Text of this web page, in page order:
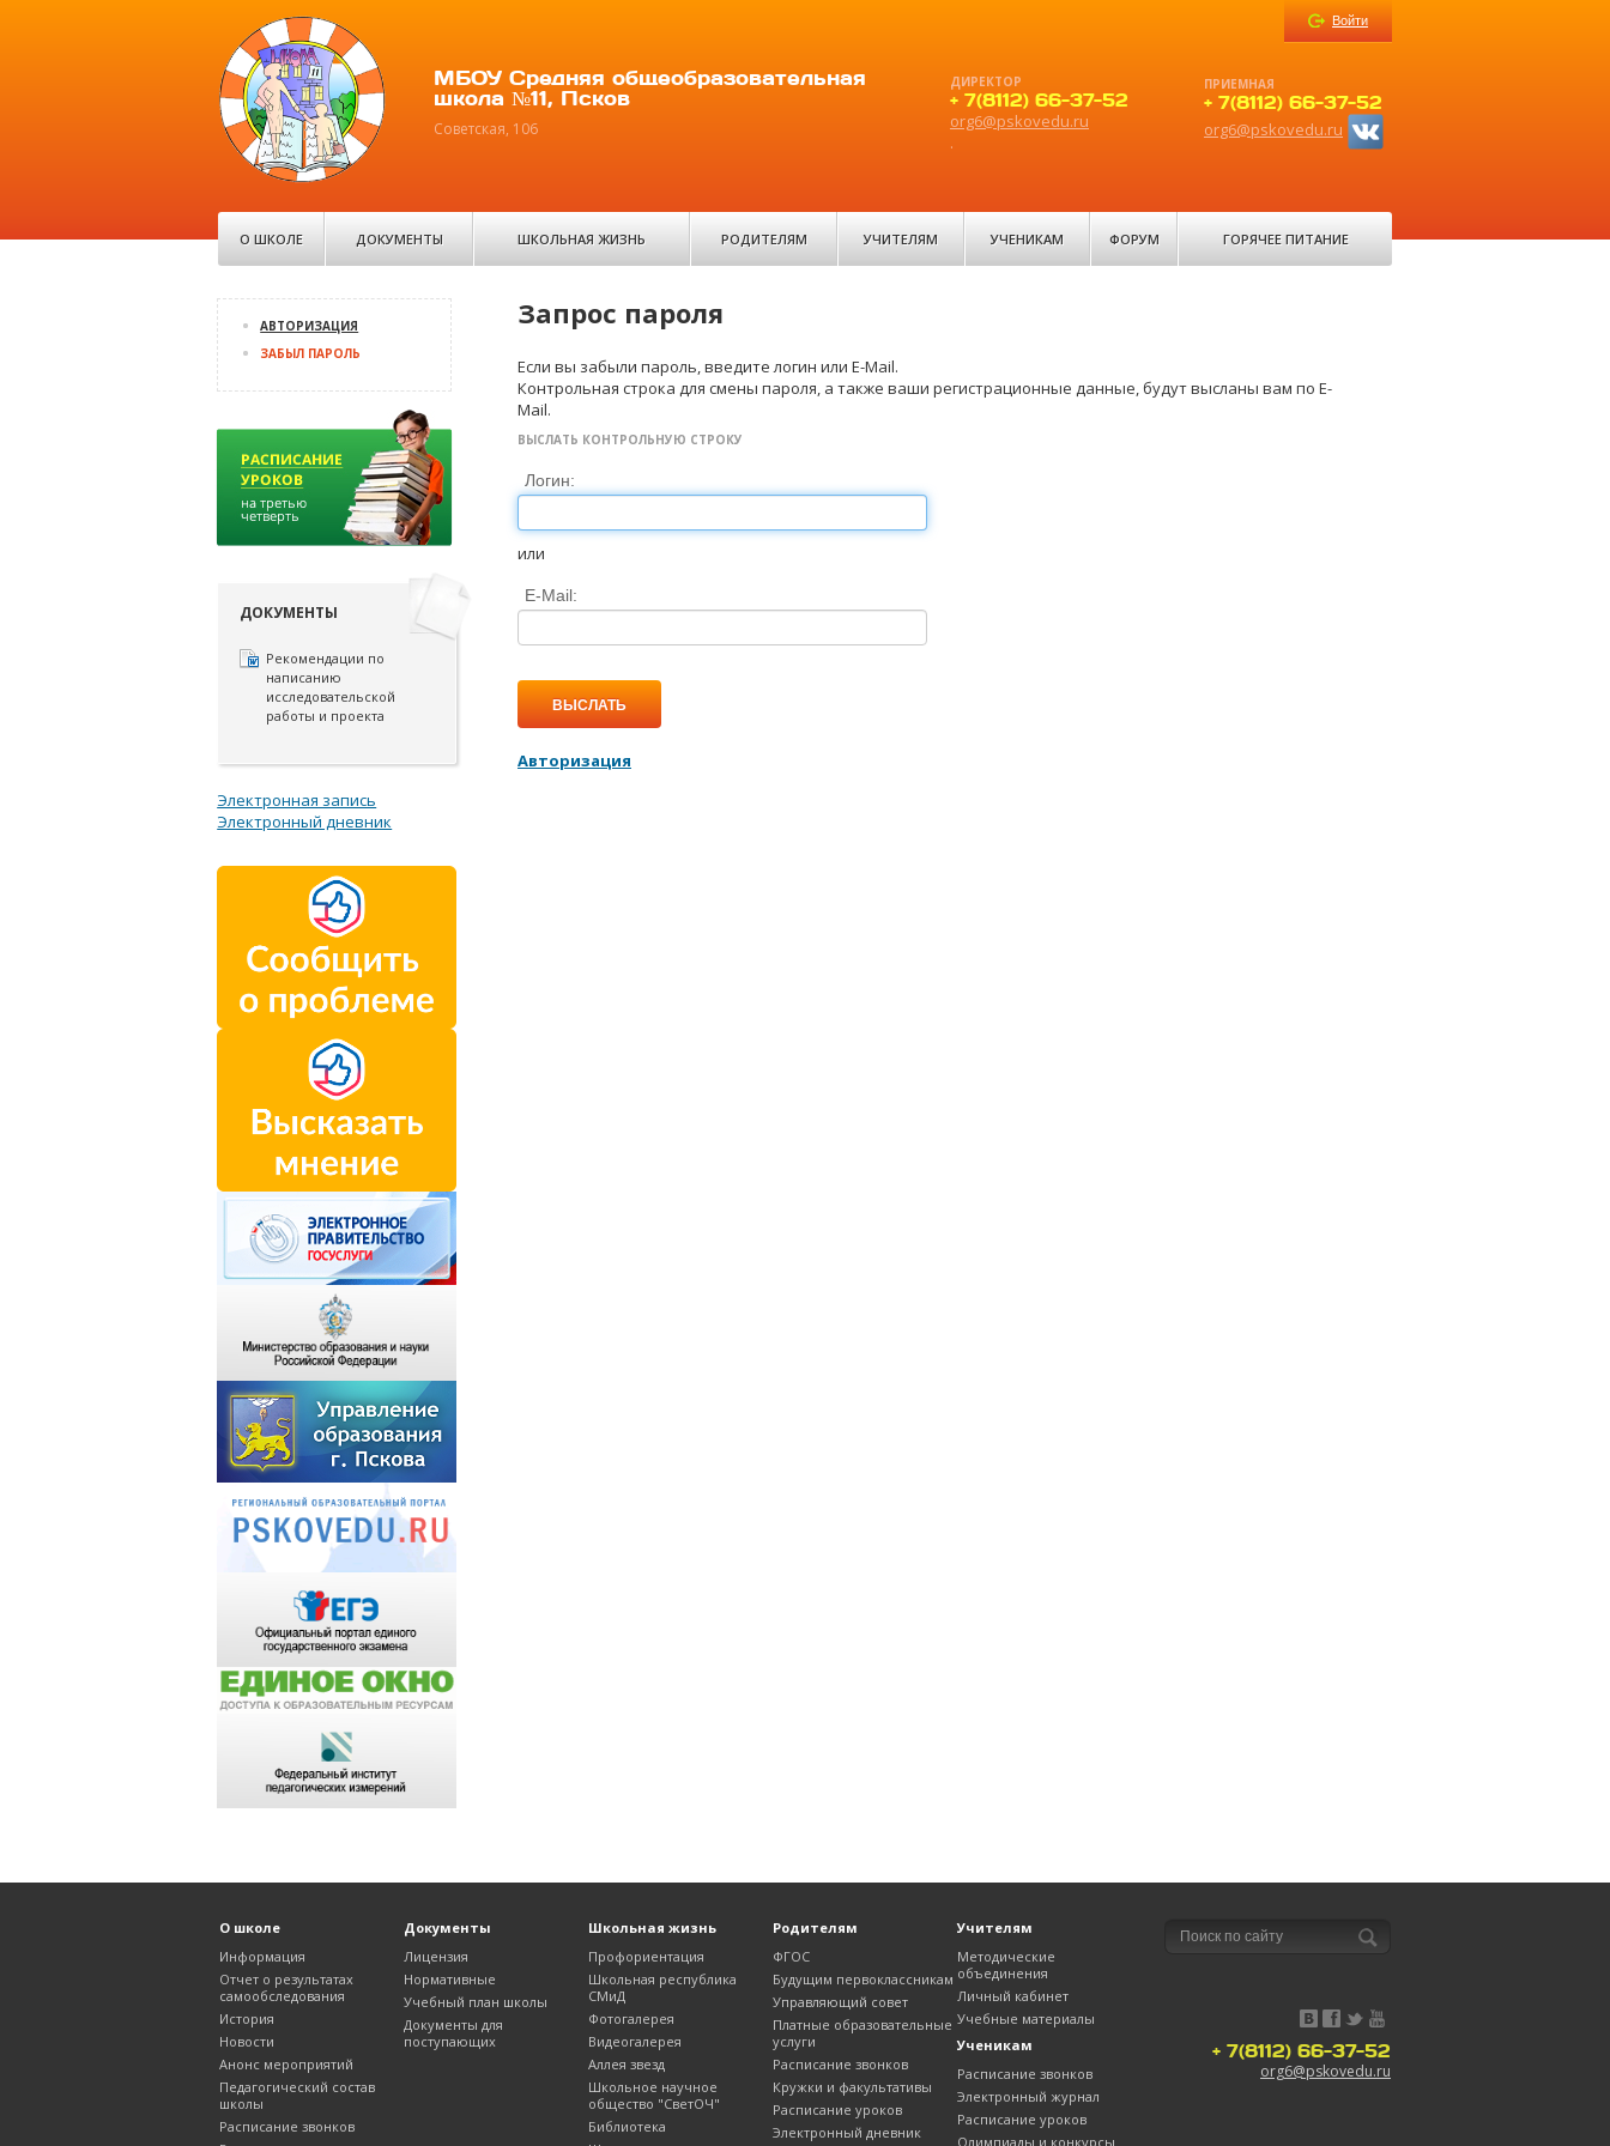
МБОУ Средняя общеобразовательная
школа №11, Псков
Советская, 106
ДИРЕКТОР
+ 7(8112) 66-37-52
org6@pskovedu.ru
.
ПРИЕМНАЯ
+ 7(8112) 66-37-52
org6@pskovedu.ru
Войти
О ШКОЛЕ ДОКУМЕНТЫ ШКОЛЬНАЯ ЖИЗНЬ РОДИТЕЛЯМ УЧИТЕЛЯМ УЧЕНИКАМ ФОРУМ ГОРЯЧЕЕ ПИТАНИЕ
Запрос пароля
Если вы забыли пароль, введите логин или E-Mail.
Контрольная строка для смены пароля, а также ваши регистрационные данные, будут высланы вам по E-
Mail.
ВЫСЛАТЬ КОНТРОЛЬНУЮ СТРОКУ
Логин:
или
E-Mail:
ВЫСЛАТЬ
Авторизация
АВТОРИЗАЦИЯ
ЗАБЫЛ ПАРОЛЬ
ДОКУМЕНТЫ
Рекомендации по
написанию
исследовательской
работы и проекта
Электронная запись
Электронный дневник
О школе
Информация
Отчет о результатах
самообследования
История
Новости
Анонс мероприятий
Педагогический состав
школы
Расписание звонков
Документы
Лицензия
Нормативные
Учебный план школы
Документы для
поступающих
Школьная жизнь
Профориентация
Школьная республика
СМиД
Фотогалерея
Видеогалерея
Аллея звезд
Школьное научное
общество "СветОЧ"
Библиотека
Родителям
ФГОС
Будущим первоклассникам
Управляющий совет
Платные образовательные
услуги
Расписание звонков
Кружки и факультативы
Расписание уроков
Электронный дневник
Учителям
Методические
объединения
Личный кабинет
Учебные материалы
Ученикам
Расписание звонков
Электронный журнал
Расписание уроков
Олимпиады и конкурсы
+ 7(8112) 66-37-52
org6@pskovedu.ru